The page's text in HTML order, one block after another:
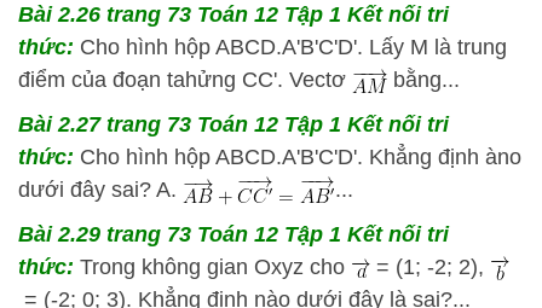
Bài 2.26 trang 73 Toán 12 Tập 1 Kết nối tri
thức: Cho hình hộp ABCD.A'B'C'D'. Lấy M là trung
điểm của đoạn tahửng CC'. Vectơ
bằng...
Bài 2.27 trang 73 Toán 12 Tập 1 Kết nối tri
thức: Cho hình hộp ABCD.A'B'C'D'. Khẳng định àno
dưới đây sai? A.
...
Bài 2.29 trang 73 Toán 12 Tập 1 Kết nối tri
thức: Trong không gian Oxyz cho
= (1; -2; 2),
= (-2; 0; 3). Khẳng định nào dưới đây là sai?...